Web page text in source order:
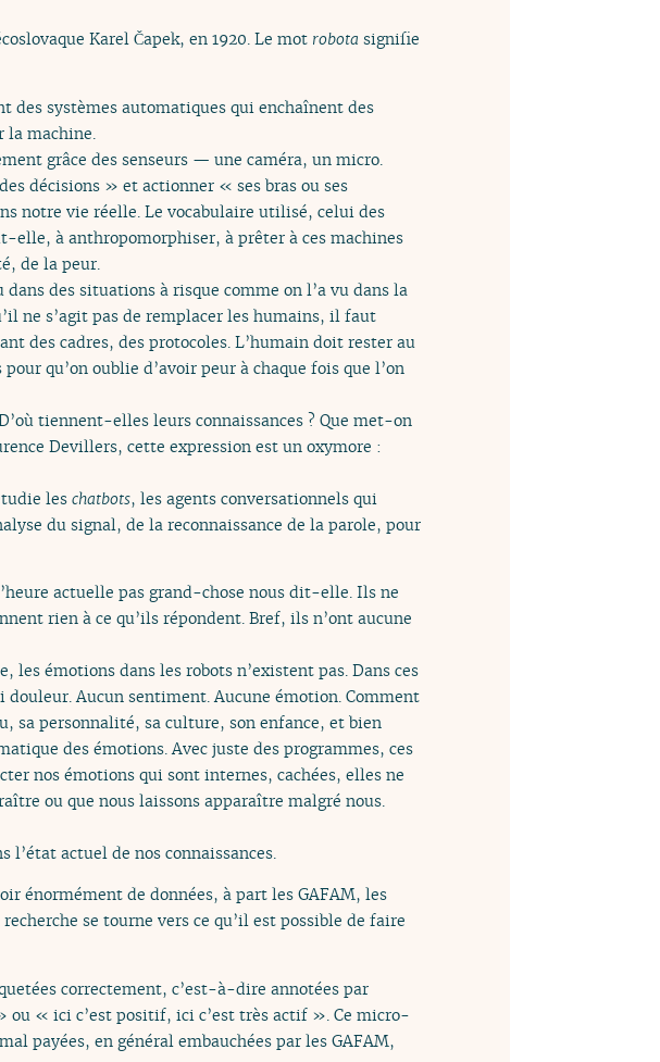
Karel Čapek, en 1920. Le mot robota signifie
des systèmes automatiques qui enchaînent des
machine.
grâce des senseurs — une caméra, un micro.
décisions » et actionner « ses bras ou ses
notre vie réelle. Le vocabulaire utilisé, celui des
à anthropomorphiser, à prêter à ces machines
de la peur.
des situations à risque comme on l’a vu dans la
ne s’agit pas de remplacer les humains, il faut
des cadres, des protocoles. L’humain doit rester au
qu’on oublie d’avoir peur à chaque fois que l’on
tiennent-elles leurs connaissances ? Que met-on
Devillers, cette expression est un oxymore :
les chatbots, les agents conversationnels qui
du signal, de la reconnaissance de la parole, pour
actuelle pas grand-chose nous dit-elle. Ils ne
rien à ce qu’ils répondent. Bref, ils n’ont aucune
émotions dans les robots n’existent pas. Dans ces
Aucun sentiment. Aucune émotion. Comment
sa personnalité, sa culture, son enfance, et bien
des émotions. Avec juste des programmes, ces
nos émotions qui sont internes, cachées, elles ne
ou que nous laissons apparaître malgré nous.
l’état actuel de nos connaissances.
énormément de données, à part les GAFAM, les
se tourne vers ce qu’il est possible de faire
correctement, c’est-à-dire annotées par
ou « ici c’est positif, ici c’est très actif ». Ce micro-
payées, en général embauchées par les GAFAM,